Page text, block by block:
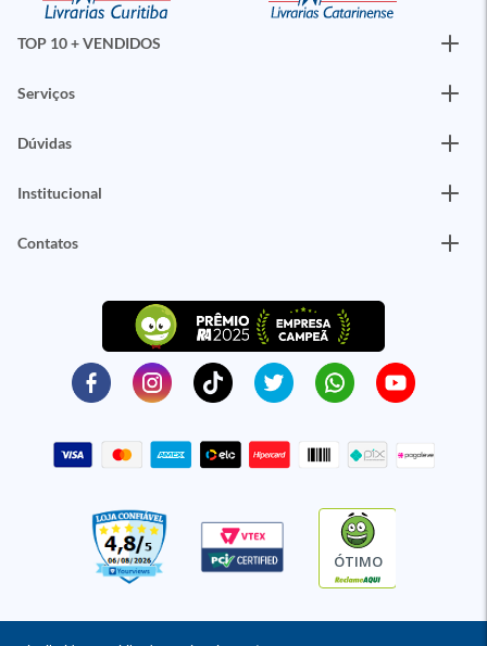
TOP 10 + VENDIDOS
Serviços
Dúvidas
Institucional
Contatos
ÓTIMO